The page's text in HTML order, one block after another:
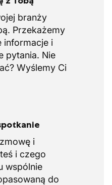
branży
Przekażemy
informacje i
pytania. Nie
Wyślemy Ci
i
i czego
wspólnie
do